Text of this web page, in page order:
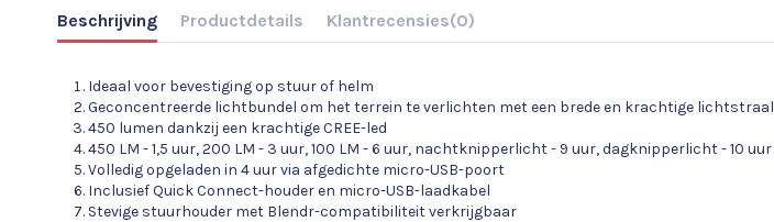
Beschrijving Productdetails Klantrecensies(0)
Ideaal voor bevestiging op stuur of helm
Geconcentreerde lichtbundel om het terrein te verlichten met een brede en krachtige lichtstraal
450 lumen dankzij een krachtige CREE-led
450 LM - 1,5 uur, 200 LM - 3 uur, 100 LM - 6 uur, nachtknipperlicht - 9 uur, dagknipperlicht - 10 uur
Volledig opgeladen in 4 uur via afgedichte micro-USB-poort
Inclusief Quick Connect-houder en micro-USB-laadkabel
Stevige stuurhouder met Blendr-compatibiliteit verkrijgbaar